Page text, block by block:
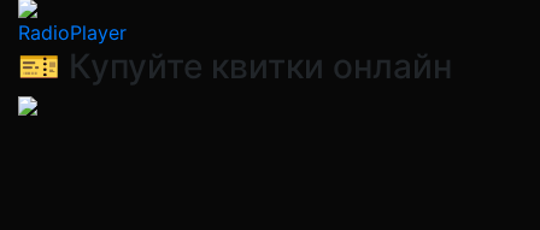
RadioPlayer
🎫 Купуйте квитки онлайн